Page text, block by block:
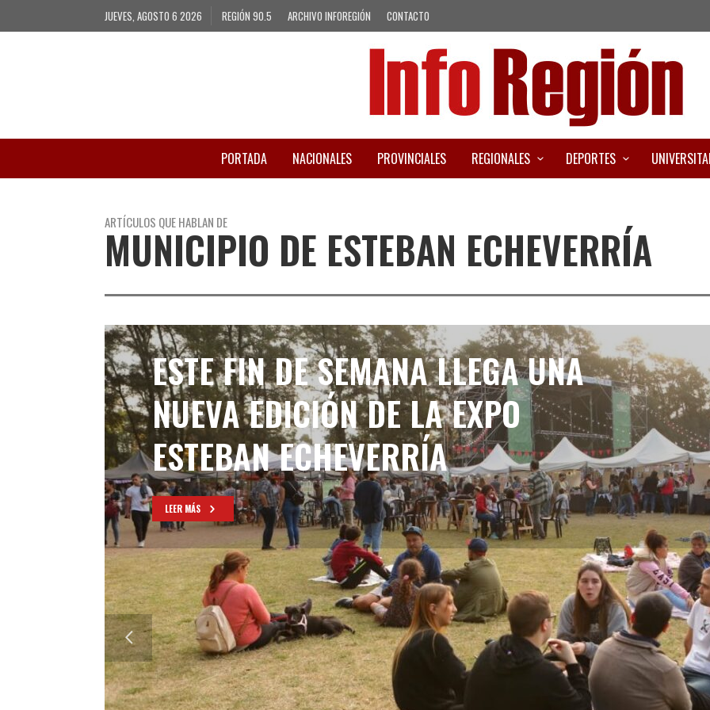
JUEVES, AGOSTO 6 2026 REGIÓN 90.5 ARCHIVO INFOREGIÓN CONTACTO
PORTADA NACIONALES PROVINCIALES REGIONALES DEPORTES
ARTÍCULOS QUE HABLAN DE
MUNICIPIO DE ESTEBAN ECHEVERRÍA
ESTE FIN DE SEMANA LLEGA UNA
NUEVA EDICIÓN DE LA EXPO
ESTEBAN ECHEVERRÍA
LEER MÁS